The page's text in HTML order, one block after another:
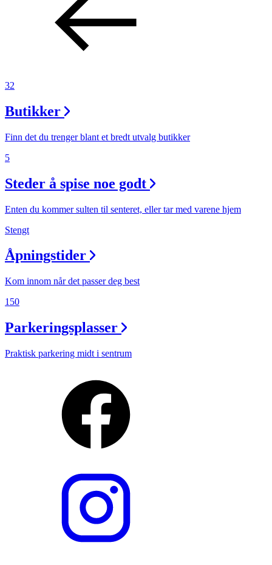
Inspirasjon
Åpningstider
Ledige stillinger
Magasin
Gavekort
Finn frem
32
Butikker
Finn det du trenger blant et bredt utvalg butikker
5
Steder å spise noe godt
Enten du kommer sulten til senteret, eller tar med varene hjem
Stengt
Åpningstider
Kom innom når det passer deg best
150
Parkeringsplasser
Praktisk parkering midt i sentrum